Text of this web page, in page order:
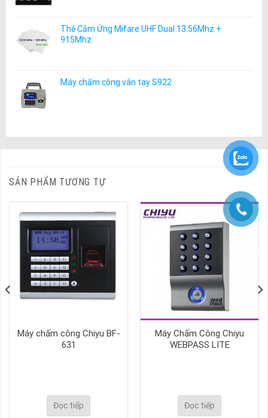
Thẻ Cảm Ứng Mifare UHF Dual 13.56Mhz +
915Mhz
Máy chấm công vân tay S922
SẢN PHẨM TƯƠNG TỰ
Máy chấm công Chiyu BF-
631
Đọc tiếp
Máy Chấm Công Chiyu
WEBPASS LITE
Đọc tiếp